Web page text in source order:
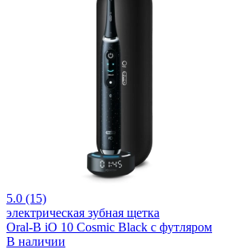
5.0 (15)
электрическая зубная щетка
Oral-B iO 10 Cosmic Black c футляром
В наличии